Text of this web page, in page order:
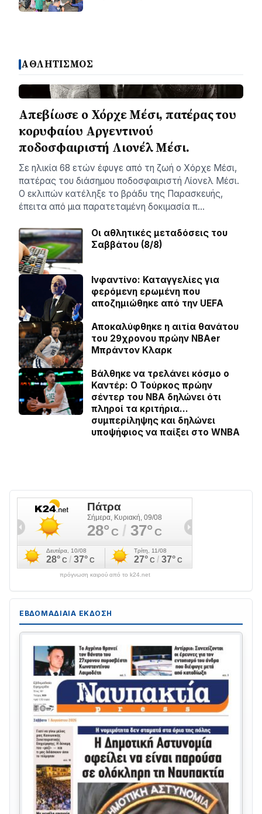
ΑΘΛΗΤΙΣΜΟΣ
Απεβίωσε ο Χόρχε Μέσι, πατέρας του
κορυφαίου Αργεντινού
ποδοσφαιριστή Λιονέλ Μέσι.
Σε ηλικία 68 ετών έφυγε από τη ζωή ο Χόρχε Μέσι,
πατέρας του διάσημου ποδοσφαιριστή Λίονελ Μέσι.
Ο εκλιπών κατέληξε το βράδυ της Παρασκευής,
έπειτα από μια παρατεταμένη δοκιμασία π…
Οι αθλητικές μεταδόσεις του
Σαββάτου (8/8)
Ινφαντίνο: Καταγγελίες για
φερόμενη ερωμένη που
αποζημιώθηκε από την UEFA
Αποκαλύφθηκε η αιτία θανάτου
του 29χρονου πρώην NBAer
Μπράντον Κλαρκ
Βάλθηκε να τρελάνει κόσμο ο
Καντέρ: Ο Τούρκος πρώην
σέντερ του NBA δηλώνει ότι
πληροί τα κριτήρια…
συμπερίληψης και δηλώνει
υποψήφιος να παίξει στο WNBA
πρόγνωση καιρού από το k24.net